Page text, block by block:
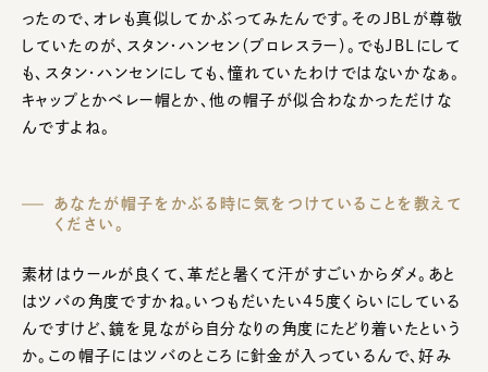
ったので、オレも真似してかぶってみたんです。そのJBLが尊敬
していたのが、スタン・ハンセン（プロレスラー）。でもJBLにして
も、スタン・ハンセンにしても、憧れていたわけではないかなぁ。
キャップとかベレー帽とか、他の帽子が似合わなかっただけな
んですよね。
あなたが帽子をかぶる時に気をつけていることを教えて
ください。
素材はウールが良くて、革だと暑くて汗がすごいからダメ。あと
はツバの角度ですかね。いつもだいたい45度くらいにしている
んですけど、鏡を見ながら自分なりの角度にたどり着いたという
か。この帽子にはツバのところに針金が入っているんで、好み